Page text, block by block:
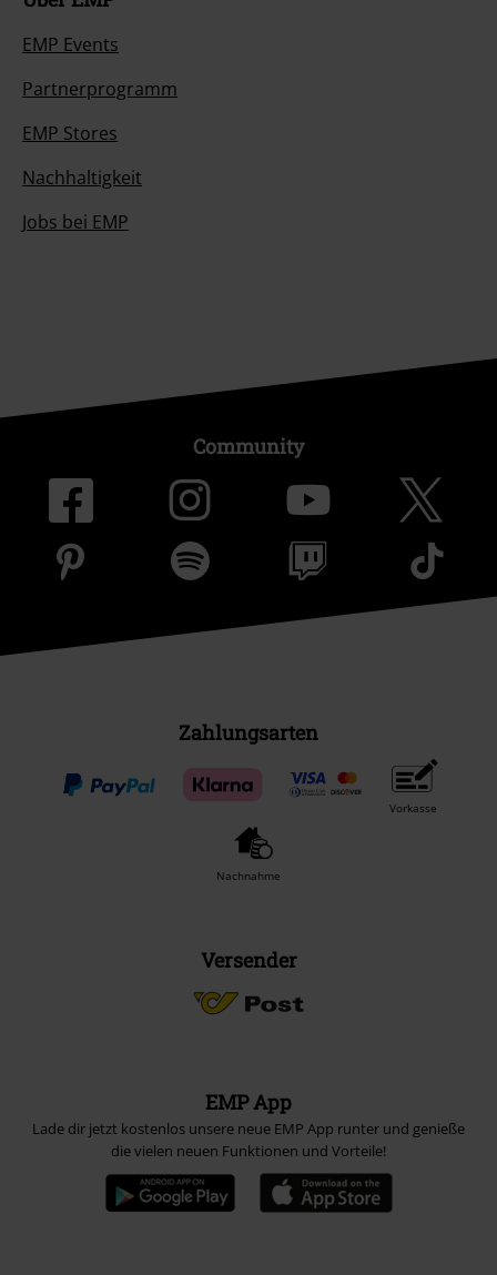
EMP Events
Partnerprogramm
EMP Stores
Nachhaltigkeit
Jobs bei EMP
Community
Zahlungsarten
Vorkasse
Nachnahme
Versender
EMP App
Lade dir jetzt kostenlos unsere neue EMP App runter und genieße
die vielen neuen Funktionen und Vorteile!